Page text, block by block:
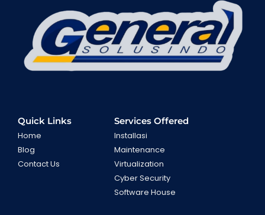
Quick Links
Home
Blog
Contact Us
Services Offered
Installasi
Maintenance
Virtualization
Cyber Security
Software House